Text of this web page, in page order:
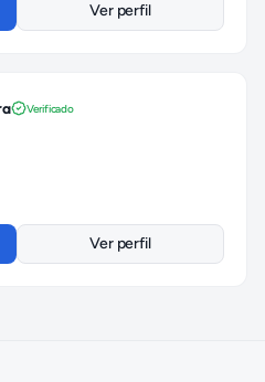
Ver perfil
Verificado
Ver perfil